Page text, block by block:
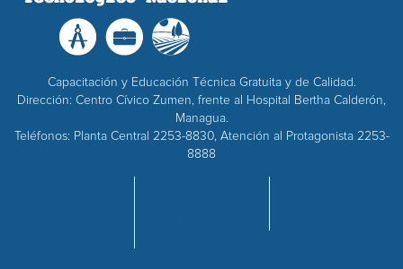
Capacitación y Educación Técnica Gratuita y de Calidad.
Dirección: Centro Cívico Zumen, frente al Hospital Bertha Calderón,
Managua.
Teléfonos: Planta Central 2253-8830, Atención al Protagonista 2253-
8888